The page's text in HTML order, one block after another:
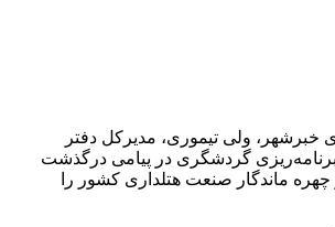
خبرشهر، ولی تیموری، مدیرکل دفتر
گردشگری در پیامی درگذشت
ماندگار صنعت هتلداری کشور را